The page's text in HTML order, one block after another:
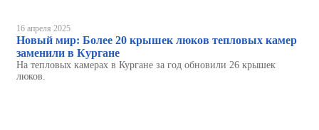
16 апреля 2025
Новый мир: Более 20 крышек люков тепловых камер
заменили в Кургане
На тепловых камерах в Кургане за год обновили 26 крышек
люков.